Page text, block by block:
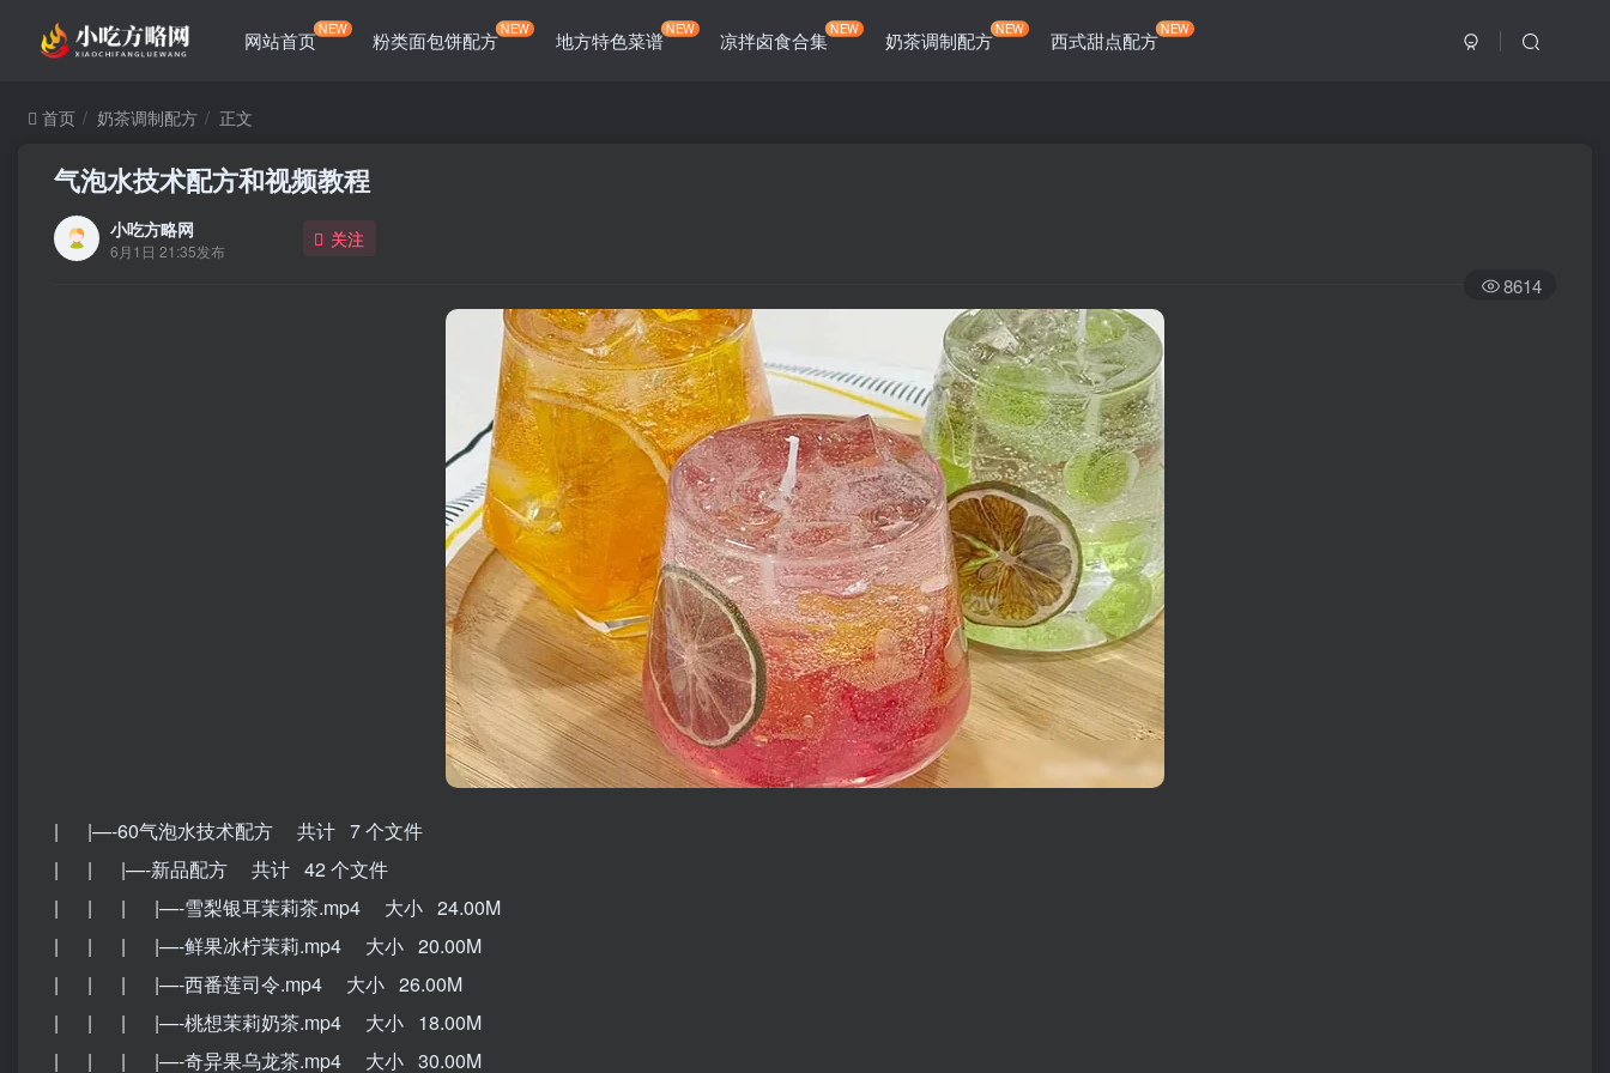
网站首页NEW 粉类面包饼配方NEW 地方特色菜谱NEW 凉拌卤食合集NEW 奶茶调制配方NEW 西式甜点配方NEW
首页 奶茶调制配方 正文
气泡水技术配方和视频教程
小吃方略网
6月1日 21:35发布 关注
8614
| |—-60气泡水技术配方 共计 7 个文件
| | |—-新品配方 共计 42 个文件
| | | |—-雪梨银耳茉莉茶.mp4 大小 24.00M
| | | |—-鲜果冰柠茉莉.mp4 大小 20.00M
| | | |—-西番莲司令.mp4 大小 26.00M
| | | |—-桃想茉莉奶茶.mp4 大小 18.00M
| | | |—-奇异果乌龙茶.mp4 大小 30.00M